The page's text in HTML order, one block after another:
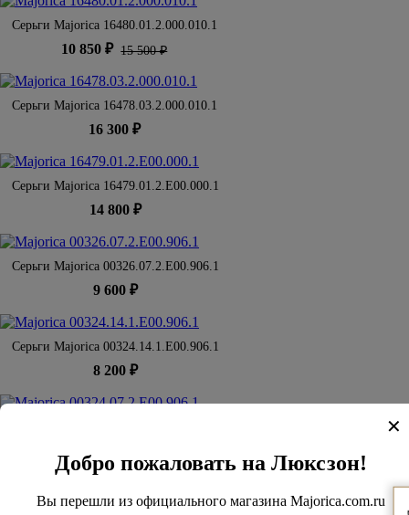
Серьги Majorica 16480.01.2.000.010.1
10 850 ₽ 15 500 ₽
Серьги Majorica 16478.03.2.000.010.1
16 300 ₽
Серьги Majorica 16479.01.2.E00.000.1
14 800 ₽
Серьги Majorica 00326.07.2.E00.906.1
9 600 ₽
Серьги Majorica 00324.14.1.E00.906.1
8 200 ₽
Колье Majorica 09866.04.1.N45.405.1
✕
Добро пожаловать на Люксзон!
Вы перешли из официального магазина Majorica.com.ru